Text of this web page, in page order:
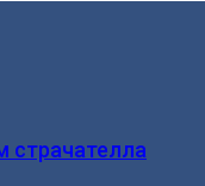
страчателла